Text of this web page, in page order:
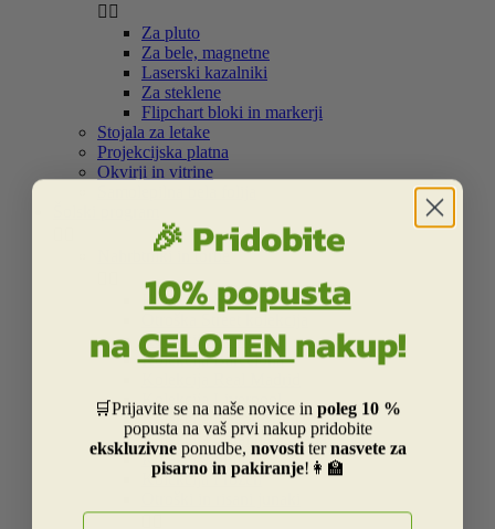
 
Za pluto
Za bele, magnetne
Laserski kazalniki
Za steklene
Flipchart bloki in markerji
Stojala za letake
Projekcijska platna
Okvirji in vitrine
Nahrbtniki in torbe
Kolekcija Street
Kolekcija Centrum
Kolekcija Barcelona
Kolekcija Liverpool
Kolekcija Dakar
Kolekcija Catalina Estrada
Kolekcija Smiley
Kolekcija Frozen
🎉 Pridobite
10% popusta
naCELOTENnakup!
🛒Prijavite se na naše novice in poleg 10 %
popusta na vaš prvi nakup pridobite
ekskluzivneponudbe, novosti ternasvete za
pisarno in pakiranje!👩‍🏫
E-naslov